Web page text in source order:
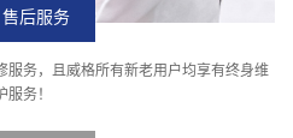
售后服务
服务，且威格所有新老用户均享有终身维
服务！